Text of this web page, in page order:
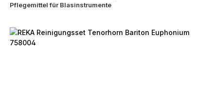
Pflegemittel für Blasinstrumente
Bildergalerie überspringen